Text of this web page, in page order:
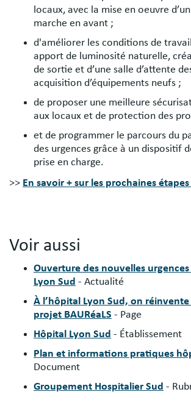
locaux, avec la mise en oeuvre
marche en avant ;
d'améliorer les conditions de
apport de luminosité naturelle,
de sortie et d’une salle d’attente
acquisition d’équipements neufs ;
de proposer une meilleure
aux locaux et de protection des
et de programmer le parcours du
des urgences grâce à un dispositif
prise en charge.
>> En savoir + sur les prochaines
Voir aussi
Ouverture des nouvelles urgences
Lyon Sud - Actualité
À l’hôpital Lyon Sud, on
projet BAURéaLS - Page
Hôpital Lyon Sud - Établissement
Plan et informations pratiques
Document
Groupement Hospitalier Sud -